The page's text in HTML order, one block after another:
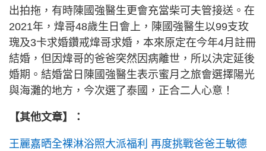
出拍拖，有時陳國強醫生更會充當柴可夫管接送。在
2021年，煒哥48歲生日會上，陳國強醫生以99支玫
瑰及3卡求婚鑽戒煒哥求婚，本來原定在今年4月註冊
結婚，但因煒哥的爸爸突然因病離世，所以決定延後
婚期。結婚當日陳國強醫生表示蜜月之旅會選擇陽光
與海灘的地方，今次選了泰國，正合二人心意！
【其他文章】：
王麗嘉晒全裸淋浴照大派福利 再度挑戰爸爸王敏德